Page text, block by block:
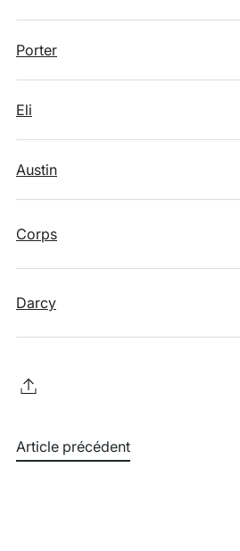
Porter
Eli
Austin
Corps
Darcy
Article précédent